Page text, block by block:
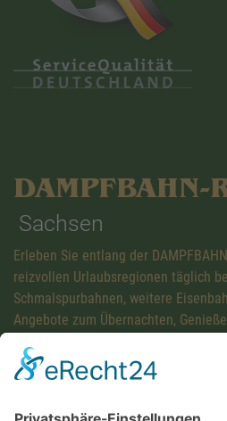
DAMPFBAHN-
Sachsen
Erleben Sie entlang der
reizvollen Urlaubsregionen täglich
Schmalspurbahnen, weitere
Angebote zum Übernachten,